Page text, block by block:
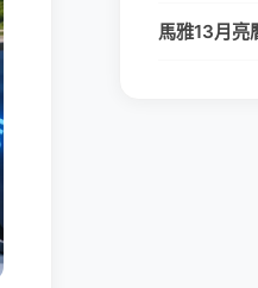
馬雅13月亮